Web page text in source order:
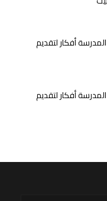
أفكار لتقديم
أفكار لتقديم